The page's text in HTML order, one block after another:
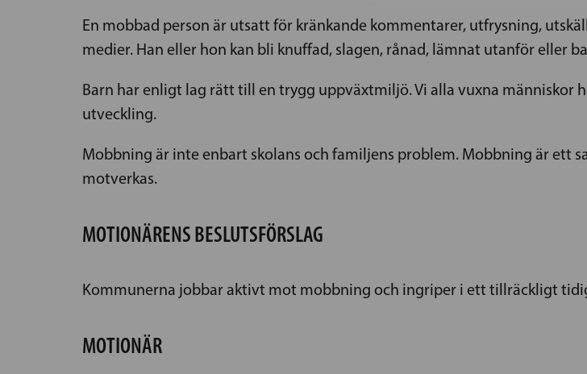
En mobbad person är utsatt för kränkande kommentarer, utfrysning,
medier. Han eller hon kan bli knuffad, slagen, rånad, lämnat utanför eller
Barn har enligt lag rätt till en trygg uppväxtmiljö. Vi alla vuxna människor
utveckling.
Mobbning är inte enbart skolans och familjens problem. Mobbning är ett
motverkas.
MOTIONÄRENS BESLUTSFÖRSLAG
Kommunerna jobbar aktivt mot mobbning och ingriper i ett tillräckligt
MOTIONÄR